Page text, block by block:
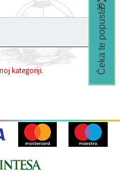
kategoriji. Čeka te popust🎁